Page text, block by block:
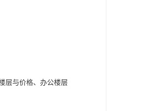
层与价格、办公楼层